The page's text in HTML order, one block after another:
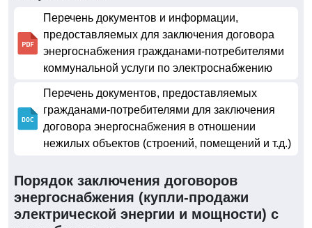
Перечень документов и информации,
предоставляемых для заключения договора
энергоснабжения гражданами-потребителями
коммунальной услуги по электроснабжению
Перечень документов, предоставляемых
гражданами-потребителями для заключения
договора энергоснабжения в отношении
нежилых объектов (строений, помещений и т.д.)
Порядок заключения договоров
энергоснабжения (купли-продажи
электрической энергии и мощности) с